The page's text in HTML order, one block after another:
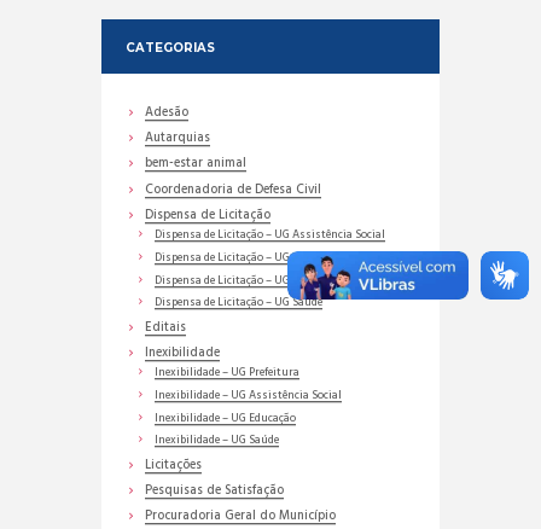
CATEGORIAS
Adesão
Autarquias
bem-estar animal
Coordenadoria de Defesa Civil
Dispensa de Licitação
Dispensa de Licitação – UG Assistência Social
Dispensa de Licitação – UG Educação
Dispensa de Licitação – UG Prefeitura
Dispensa de Licitação – UG Saúde
Editais
Inexibilidade
Inexibilidade – UG Prefeitura
Inexibilidade – UG Assistência Social
Inexibilidade – UG Educação
Inexibilidade – UG Saúde
Licitações
Pesquisas de Satisfação
Procuradoria Geral do Município